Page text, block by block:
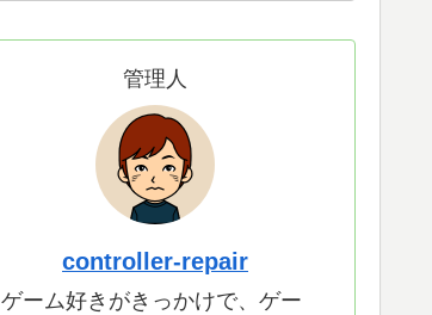
管理人
controller-repair
ゲーム好きがきっかけで、ゲー